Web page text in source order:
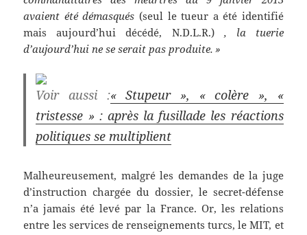
avaient été démasqués (seul le tueur a été identifié
mais aujourd’hui décédé, N.D.L.R.) , la tuerie
d’aujourd’hui ne se serait pas produite. »
Voir aussi :« Stupeur », « colère », «
tristesse » : après la fusillade les réactions
politiques se multiplient
Malheureusement, malgré les demandes de la juge
d’instruction chargée du dossier, le secret-défense
n’a jamais été levé par la France. Or, les relations
entre les services de renseignements turcs, le MIT, et